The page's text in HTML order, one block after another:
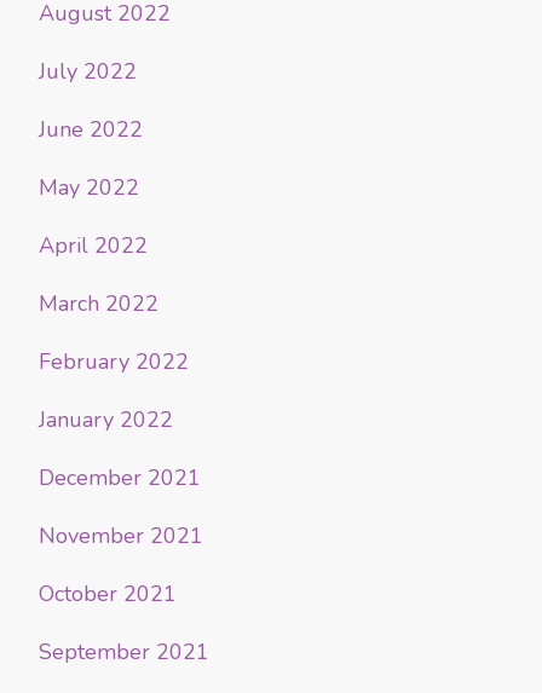
August 2022
July 2022
June 2022
May 2022
April 2022
March 2022
February 2022
January 2022
December 2021
November 2021
October 2021
September 2021